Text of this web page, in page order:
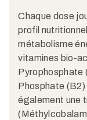
Chaque dose
profil
métabolisme
vitamines bio-
Pyrophosphate
Phosphate (B2)
également une